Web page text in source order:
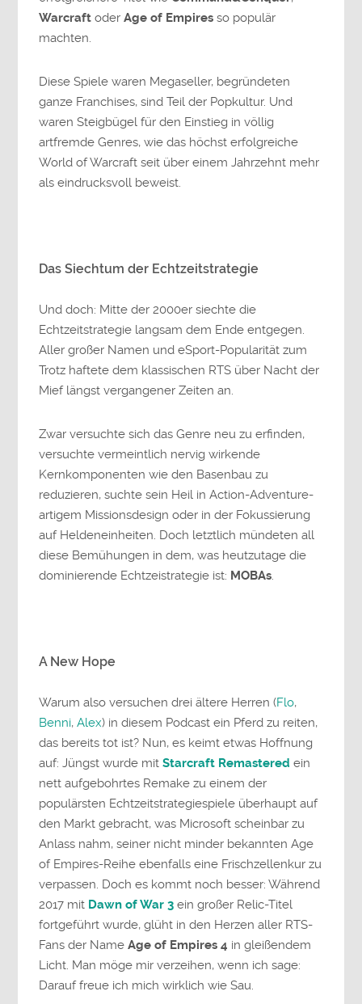
Warcraft oderAge of Empires so populär
machten.
Diese Spiele waren Megaseller, begründeten
ganze Franchises, sind Teil der Popkultur. Und
waren Steigbügel für den Einstieg in völlig
artfremde Genres, wie das höchst erfolgreiche
World of Warcraft seit über einem Jahrzehnt mehr
als eindrucksvoll beweist.
Das Siechtum der Echtzeitstrategie
Und doch: Mitte der 2000er siechte die
Echtzeitstrategie langsam dem Ende entgegen.
Aller großer Namen und eSport-Popularität zum
Trotz haftete dem klassischen RTS über Nacht der
Mief längst vergangener Zeiten an.
Zwar versuchte sich das Genre neu zu erfinden,
versuchte vermeintlich nervig wirkende
Kernkomponenten wie den Basenbau zu
reduzieren, suchte sein Heil in Action-Adventure-
artigem Missionsdesign oder in der Fokussierung
auf Heldeneinheiten. Doch letztlich mündeten all
diese Bemühungen in dem, was heutzutage die
dominierende Echtzeistrategie ist: MOBAs.
A New Hope
Warum also versuchen drei ältere Herren (Flo,
Benni,Alex) in diesem Podcast ein Pferd zu reiten,
das bereits tot ist? Nun, es keimt etwas Hoffnung
auf: Jüngst wurde mitStarcraft Remastered ein
nett aufgebohrtes Remake zu einem der
populärsten Echtzeitstrategiespiele überhaupt auf
den Markt gebracht, was Microsoft scheinbar zu
Anlass nahm, seiner nicht minder bekannten Age
of Empires-Reihe ebenfalls eine Frischzellenkur zu
verpassen. Doch es kommt noch besser: Während
2017 mit Dawn of War 3 ein großer Relic-Titel
fortgeführt wurde, glüht in den Herzen aller RTS-
Fans der NameAge of Empires 4 in gleißendem
Licht. Man möge mir verzeihen, wenn ich sage:
Darauf freue ich mich wirklich wie Sau.